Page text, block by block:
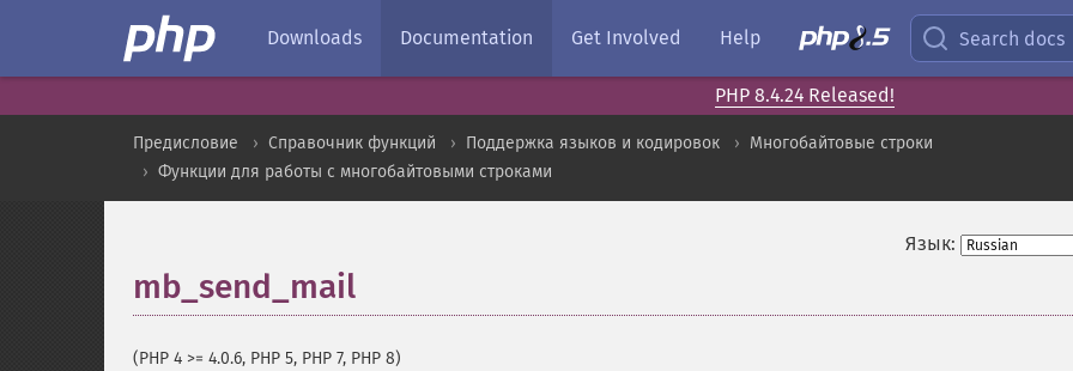
Downloads Documentation Get Involved Help Search docs
PHP 8.4.24 Released!
Предисловие Справочник функций Поддержка языков и кодировок
Многобайтовые строки
Функции для работы с многобайтовыми строками
Язык:
mb_send_mail
(PHP 4 >= 4.0.6, PHP 5, PHP 7, PHP 8)